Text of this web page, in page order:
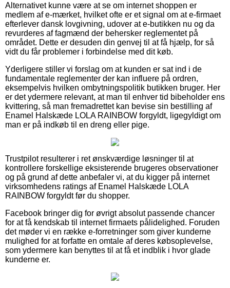
Alternativet kunne være at se om internet shoppen er
medlem af e-mærket, hvilket ofte er et signal om at e-firmaet
efterlever dansk lovgivning, udover at e-butikken nu og da
revurderes af fagmænd der behersker reglementet på
området. Dette er desuden din genvej til at få hjælp, for så
vidt du får problemer i forbindelse med dit køb.
Yderligere stiller vi forslag om at kunden er sat ind i de
fundamentale reglementer der kan influere på ordren,
eksempelvis hvilken ombytningspolitik butikken bruger. Her
er det ydermere relevant, at man til enhver tid bibeholder ens
kvittering, så man fremadrettet kan bevise sin bestilling af
Enamel Halskæde LOLA RAINBOW forgyldt, ligegyldigt om
man er på indkøb til en dreng eller pige.
Trustpilot resulterer i ret ønskværdige løsninger til at
kontrollere forskellige eksisterende brugeres observationer
og på grund af dette anbefaler vi, at du kigger på internet
virksomhedens ratings af Enamel Halskæde LOLA
RAINBOW forgyldt før du shopper.
Facebook bringer dig for øvrigt absolut passende chancer
for at få kendskab til internet firmaets pålidelighed. Foruden
det møder vi en række e-forretninger som giver kunderne
mulighed for at forfatte en omtale af deres købsoplevelse,
som ydermere kan benyttes til at få et indblik i hvor glade
kunderne er.